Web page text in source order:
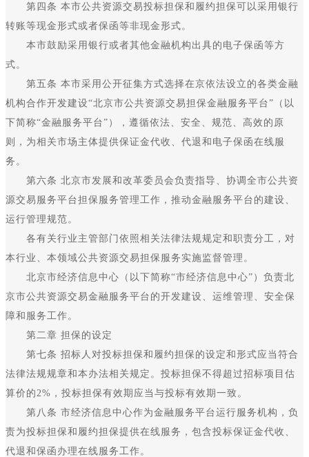
第四条 本市公共资源交易投标担保和履约担保可以采用银行
转账等现金形式或者保函等非现金形式。
本市鼓励采用银行或者其他金融机构出具的电子保函等方
式。
第五条 本市采用公开征集方式选择在京依法设立的各类金融
机构合作开发建设“北京市公共资源交易担保金融服务平台”（以
下简称“金融服务平台”），遵循依法、安全、规范、高效的原
则，为相关市场主体提供保证金代收、代退和电子保函在线服
务。
第六条 北京市发展和改革委员会负责指导、协调全市公共资
源交易服务平台担保服务管理工作，推动金融服务平台的建设、
运行管理规范。
各有关行业主管部门依照相关法律法规规定和职责分工，对
本行业、本领域公共资源交易担保服务实施监督管理。
北京市经济信息中心（以下简称“市经济信息中心”）负责北
京市公共资源交易金融服务平台的开发建设、运维管理、安全保
障和服务工作。
第二章 担保的设定
第七条 招标人对投标担保和履约担保的设定和形式应当符合
法律法规规章和本办法相关规定。投标担保不得超过招标项目估
算价的2%，投标担保有效期应当与投标有效期一致。
第八条 市经济信息中心作为金融服务平台运行服务机构，负
责为投标担保和履约担保提供在线服务，包含投标保证金代收、
代退和保函办理在线服务工作。